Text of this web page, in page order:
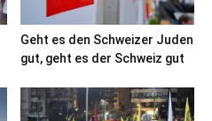
Geht es den Schweizer Juden
gut, geht es der Schweiz gut